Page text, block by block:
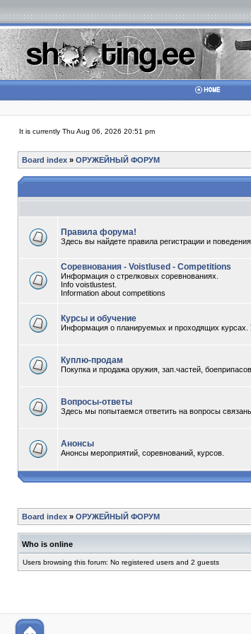
It is currently Thu Aug 06, 2026 20:51 pm
Board index » ОРУЖЕЙНЫЙ ФОРУМ
Правила форума!
Здесь вы найдете правила регистрации и
Соревнования - Voistlused - Competitions
Информация о стрелковых соревнованиях.
Info voistlustest.
Information about competitions
Курсы и обучение
Информация о планируемых и проходящих курсах.
Куплю-продам
Покупка и продажа оружия, зап.частей,
Вопросы-ответы
Здесь мы попытаемся ответить на вопросы
Анонсы
Анонсы мероприятий, соревнований, курсов.
Board index » ОРУЖЕЙНЫЙ ФОРУМ
Who is online
Users browsing this forum: No registered users and 2 guests